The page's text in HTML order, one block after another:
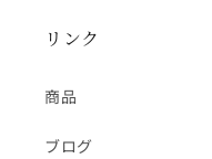
リンク
商品
ブログ